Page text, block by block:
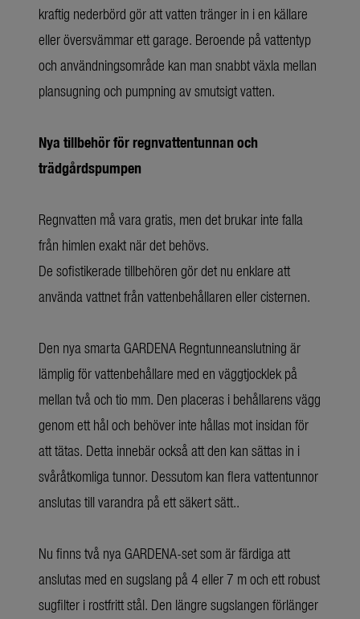
kraftig nederbörd gör att vatten tränger in i en källare
eller översvämmar ett garage. Beroende på vattentyp
och användningsområde kan man snabbt växla mellan
plansugning och pumpning av smutsigt vatten.
Nya tillbehör för regnvattentunnan och
trädgårdspumpen
Regnvatten må vara gratis, men det brukar inte falla
från himlen exakt när det behövs.
De sofistikerade tillbehören gör det nu enklare att
använda vattnet från vattenbehållaren eller cisternen.
Den nya smarta GARDENA Regntunneanslutning är
lämplig för vattenbehållare med en väggtjocklek på
mellan två och tio mm. Den placeras i behållarens vägg
genom ett hål och behöver inte hållas mot insidan för
att tätas. Detta innebär också att den kan sättas in i
svåråtkomliga tunnor. Dessutom kan flera vattentunnor
anslutas till varandra på ett säkert sätt..
Nu finns två nya GARDENA-set som är färdiga att
anslutas med en sugslang på 4 eller 7 m och ett robust
sugfilter i rostfritt stål. Den längre sugslangen förlänger